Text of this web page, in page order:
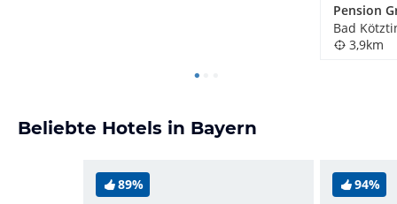
Pension
Bad
3,9km
Beliebte Hotels in Bayern
89% 94%